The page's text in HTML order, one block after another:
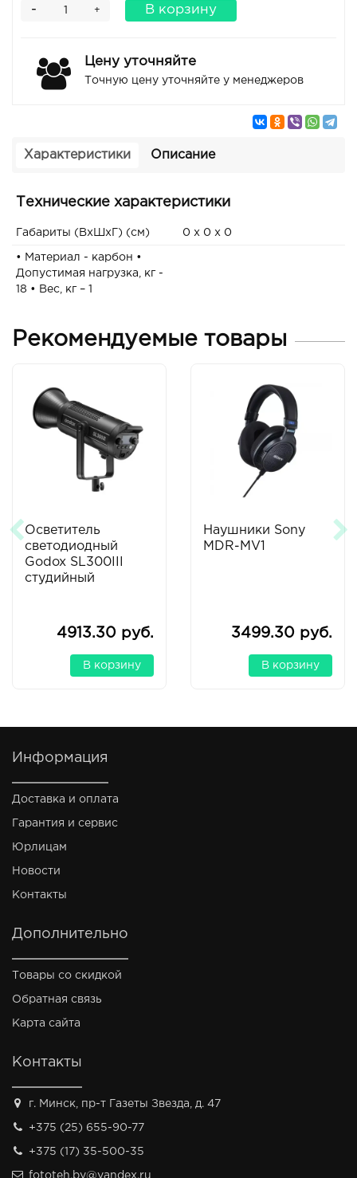
+
- В корзину
Цену уточняйте
Точную цену уточняйте у менеджеров
Характеристики Описание
Технические характеристики
Габариты (ВxШxГ) (см) 0 x 0 x 0
• Материал - карбон •
Допустимая нагрузка, кг -
18 • Вес, кг – 1
Рекомендуемые товары
Осветитель
светодиодный
Godox SL300III
студийный
4913.30 руб.
В корзину
Наушники Sony
MDR-MV1
3499.30 руб.
В корзину
Информация
Доставка и оплата
Гарантия и сервис
Юрлицам
Новости
Контакты
Дополнительно
Товары со скидкой
Обратная связь
Карта сайта
Контакты
г. Минск, пр-т Газеты Звезда, д. 47
+375 (25) 655-90-77
+375 (17) 35-500-35
fototeh.by@yandex.ru